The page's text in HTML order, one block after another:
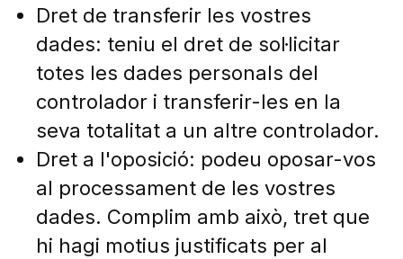
Dret de transferir les vostres
dades: teniu el dret de sol·licitar
totes les dades personals del
controlador i transferir-les en la
seva totalitat a un altre controlador.
Dret a l'oposició: podeu oposar-vos
al processament de les vostres
dades. Complim amb això, tret que
hi hagi motius justificats per al